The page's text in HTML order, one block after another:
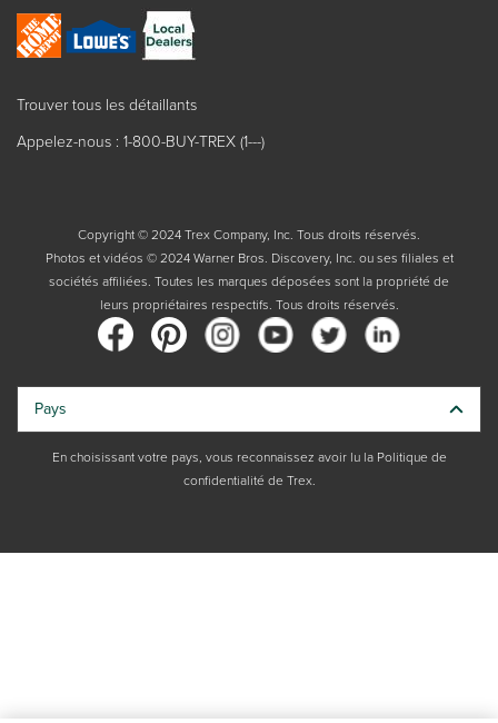
Trouver tous les détaillants
Appelez-nous : 1-800-BUY-TREX (1---)
Copyright © 2024 Trex Company, Inc. Tous droits réservés.
Photos et vidéos © 2024 Warner Bros. Discovery, Inc. ou ses filiales et
sociétés affiliées. Toutes les marques déposées sont la propriété de
leurs propriétaires respectifs. Tous droits réservés.
Pays
En choisissant votre pays, vous reconnaissez avoir lu la Politique de
confidentialité de Trex.